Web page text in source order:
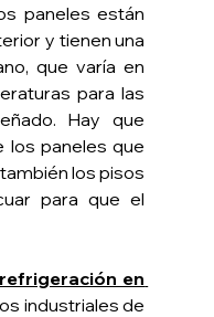
paneles están
y tienen una
que varía en
para las
Hay que
los paneles que
los pisos
para que el
en
industriales de